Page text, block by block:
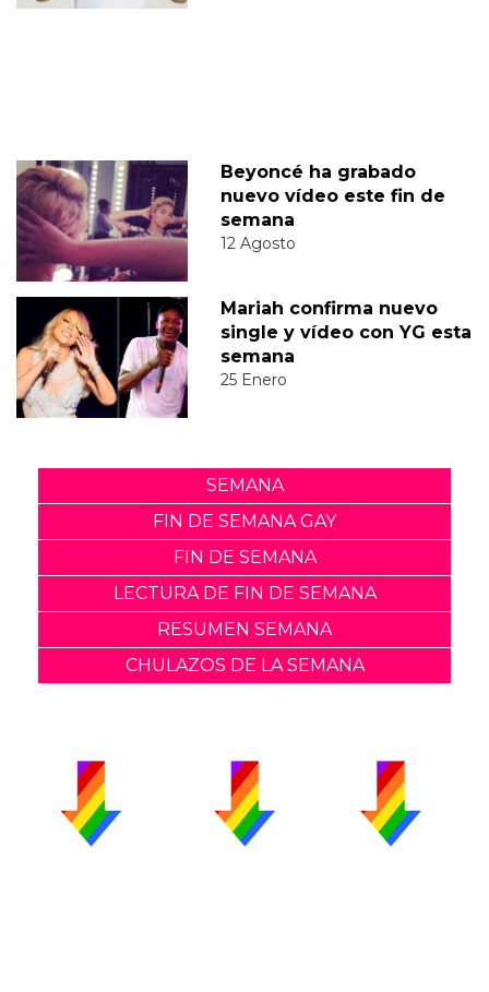
Beyoncé ha grabado
nuevo vídeo este fin de
semana
12 Agosto
Mariah confirma nuevo
single y vídeo con YG esta
semana
25 Enero
SEMANA
FIN DE SEMANA GAY
FIN DE SEMANA
LECTURA DE FIN DE SEMANA
RESUMEN SEMANA
CHULAZOS DE LA SEMANA